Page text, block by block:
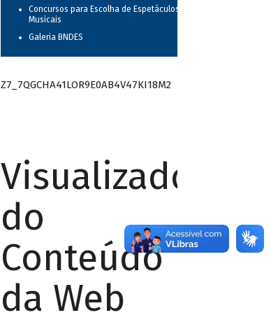
Concursos para Escolha de Espetáculos
Musicais
Galeria BNDES
Z7_7QGCHA41LOR9E0AB4V47KI18M2
Visualizador
do
Conteúdo
da Web